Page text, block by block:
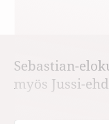
Sebastian-
myös Jussi-